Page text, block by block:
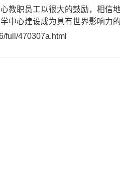
教职员工以很大的鼓励，相信
中心建设成为具有世界影响力的
full/470307a.html